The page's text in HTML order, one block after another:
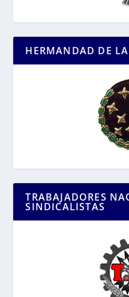
HERMANDAD DE
TRABAJADORES
SINDICALISTAS